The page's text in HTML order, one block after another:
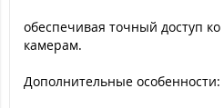
обеспечивая точный доступ
камерам.
Дополнительные особенности: